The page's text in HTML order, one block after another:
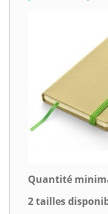
Quantité
2 tailles